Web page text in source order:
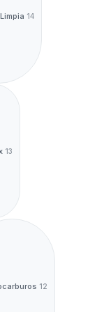
14
13
12